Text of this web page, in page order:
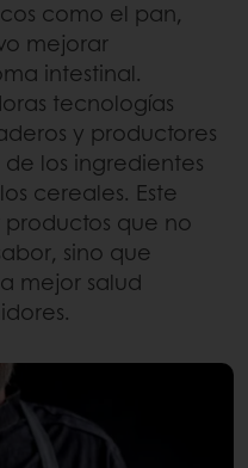
como el pan,
mejorar
intestinal.
tecnologías
y productores
los ingredientes
cereales. Este
que no
sino que
mejor salud